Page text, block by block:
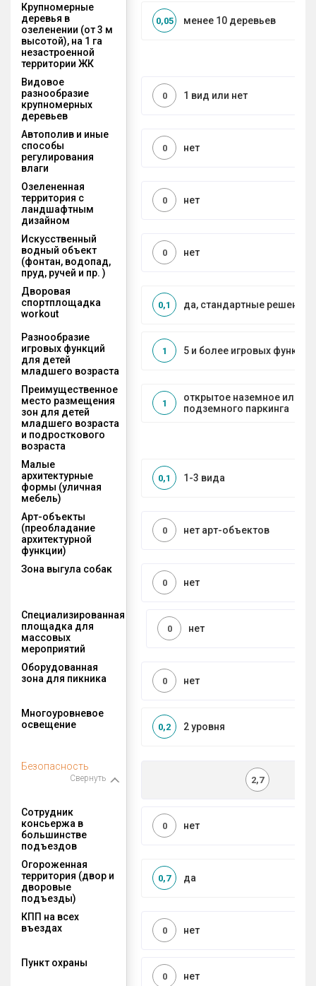
Крупномерные
деревья в
озеленении (от 3 м
высотой), на 1 га
незастроенной
территории ЖК
менее 10 деревьев
0,05
Видовое
разнообразие
крупномерных
деревьев
1 вид или нет
0
Автополив и иные
способы
регулирования
влаги
нет
0
Озелененная
территория с
ландшафтным
дизайном
нет
0
Искусственный
водный объект
(фонтан, водопад,
пруд, ручей и пр. )
нет
0
Дворовая
спортплощадка
workout
да, стандартные решения
0,1
Разнообразие
игровых функций
для детей
младшего возраста
5 и более игровых функций
1
Преимущественное
место размещения
зон для детей
младшего возраста
и подросткового
возраста
открытое наземное или на
подземного паркинга
1
Малые
архитектурные
формы (уличная
мебель)
1-3 вида
0,1
Арт-объекты
(преобладание
архитектурной
функции)
нет арт-объектов
0
Зона выгула собак
нет
0
Специализированная
площадка для
массовых
мероприятий
нет
0
Оборудованная
зона для пикника
нет
0
Многоуровневое
освещение
2 уровня
0,2
Безопасность
Свернуть 2,7
Сотрудник
консьержа в
большинстве
подъездов
нет
0
Огороженная
территория (двор и
дворовые
подъезды)
да
0,7
КПП на всех
въездах
нет
0
Пункт охраны
нет
0